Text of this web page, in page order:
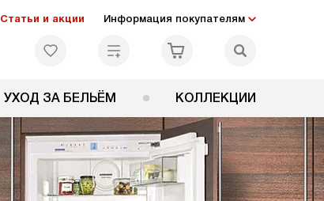
Статьи и акции Информация покупателям
УХОД ЗА БЕЛЬЁМ КОЛЛЕКЦИИ